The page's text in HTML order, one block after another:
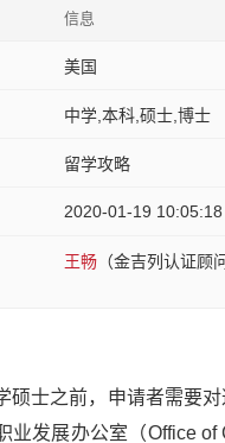
信息
美国
中学,本科,硕士,博士
留学攻略
2020-01-19 10:05:18
王畅 （金吉列认证顾
硕士之前，申请者需要
业发展办公室（Office